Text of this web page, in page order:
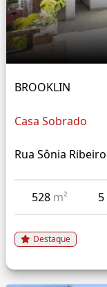
BROOKLIN
Casa Sobrado
Rua Sônia Ribeiro
528 m² 5
Destaque